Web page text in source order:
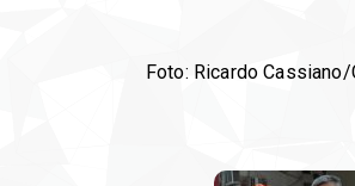
Foto: Ricardo Cassiano/